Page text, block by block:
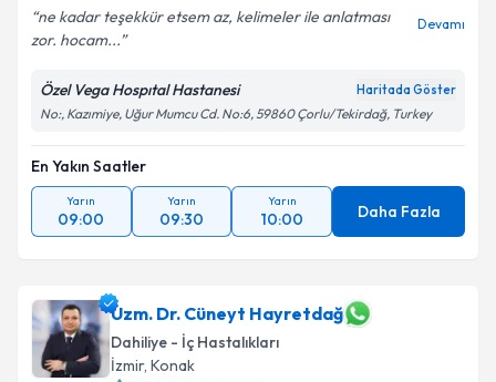
ne kadar teşekkür etsem az, kelimeler ile anlatması
zor. hocam...
Devamı
Özel Vega Hospıtal Hastanesi Haritada Göster
No:, Kazımiye, Uğur Mumcu Cd. No:6, 59860 Çorlu/Tekirdağ, Turkey
En Yakın Saatler
Yarın
09:00
Yarın
09:30
Yarın
10:00 Daha Fazla
Uzm. Dr. Cüneyt Hayretdağ
Dahiliye - İç Hastalıkları
İzmir, Konak